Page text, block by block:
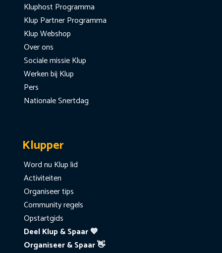
Kluphost Programma
Klup Partner Programma
Klup Webshop
Over ons
Sociale missie Klup
Werken bij Klup
Pers
Nationale Snertdag
Klupper
Word nu Klup lid
Activiteiten
Organiseer tips
Community regels
Opstartgids
Deel Klup & Spaar 💙
Organiseer & Spaar 👋